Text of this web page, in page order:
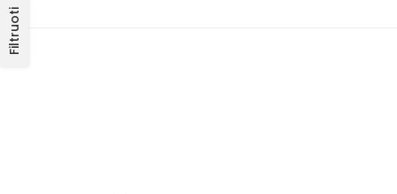
Filtruoti